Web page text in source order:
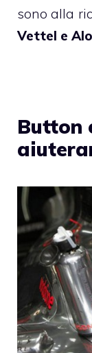
sono alla
Vettel e
Button